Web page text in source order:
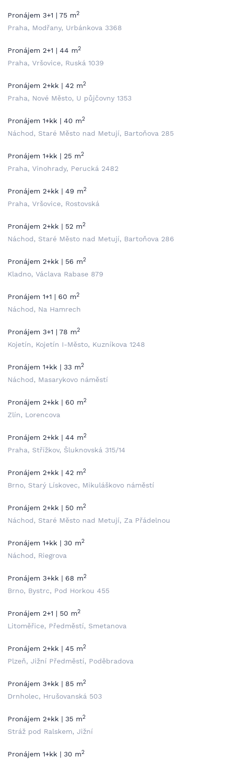
Pronájem 3+1 | 75 m2
Praha, Modřany, Urbánkova 3368
Pronájem 2+1 | 44 m2
Praha, Vršovice, Ruská 1039
Pronájem 2+kk | 42 m2
Praha, Nové Město, U půjčovny 1353
Pronájem 1+kk | 40 m2
Náchod, Staré Město nad Metují, Bartoňova 285
Pronájem 1+kk | 25 m2
Praha, Vinohrady, Perucká 2482
Pronájem 2+kk | 49 m2
Praha, Vršovice, Rostovská
Pronájem 2+kk | 52 m2
Náchod, Staré Město nad Metují, Bartoňova 286
Pronájem 2+kk | 56 m2
Kladno, Václava Rabase 879
Pronájem 1+1 | 60 m2
Náchod, Na Hamrech
Pronájem 3+1 | 78 m2
Kojetín, Kojetín I-Město, Kuzníkova 1248
Pronájem 1+kk | 33 m2
Náchod, Masarykovo náměstí
Pronájem 2+kk | 60 m2
Zlín, Lorencova
Pronájem 2+kk | 44 m2
Praha, Střížkov, Šluknovská 315/14
Pronájem 2+kk | 42 m2
Brno, Starý Lískovec, Mikuláškovo náměstí
Pronájem 2+kk | 50 m2
Náchod, Staré Město nad Metují, Za Přádelnou
Pronájem 1+kk | 30 m2
Náchod, Riegrova
Pronájem 3+kk | 68 m2
Brno, Bystrc, Pod Horkou 455
Pronájem 2+1 | 50 m2
Litoměřice, Předměstí, Smetanova
Pronájem 2+kk | 45 m2
Plzeň, Jižní Předměstí, Poděbradova
Pronájem 3+kk | 85 m2
Drnholec, Hrušovanská 503
Pronájem 2+kk | 35 m2
Stráž pod Ralskem, Jižní
Pronájem 1+kk | 30 m2